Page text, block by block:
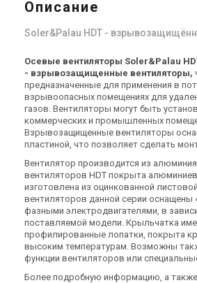
Описание
Soler&Palau HDT -
Осевые вентиляторы Soler&Palau
- взрывозащищенные вентиляторы,
предназначенные для применения в
взрывоопасных помещениях для
газов. Вентиляторы могут быть
коммерческих и промышленных
Взрывозащищенные вентиляторы
пластиной, что позволяет сделать
Вентилятор производится из
вентиляторов HDT покрыта
изготовлена из оцинкованной
вентиляторов данной серии оснащены
фазными электродвигателями, в
поставляемой модели. Крыльчатка
профилированные лопатки, покрыта
высоким температурам. Возможны
функции вентиляторов или
Более подробную информацию, а